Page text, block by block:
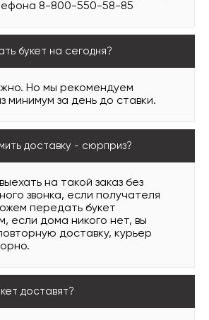
8-800-550-58-85
букет на сегодня?
Но мы рекомендуем
минимум за день до ставки.
доставку - сюрприз?
на такой заказ без
звонка, если получателя
передать букет
если дома никого нет, вы
доставку, курьер
доставят?